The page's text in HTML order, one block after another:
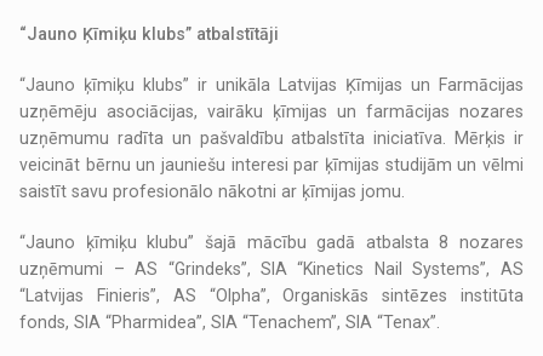
“Jauno Ķīmiķu klubs” atbalstītāji
“Jauno ķīmiķu klubs” ir unikāla Latvijas Ķīmijas un Farmācijas
uzņēmēju asociācijas, vairāku ķīmijas un farmācijas nozares
uzņēmumu radīta un pašvaldību atbalstīta iniciatīva. Mērķis ir
veicināt bērnu un jauniešu interesi par ķīmijas studijām un vēlmi
saistīt savu profesionālo nākotni ar ķīmijas jomu.
“Jauno ķīmiķu klubu” šajā mācību gadā atbalsta 8 nozares
uzņēmumi – AS “Grindeks”, SIA “Kinetics Nail Systems”, AS
“Latvijas Finieris”, AS “Olpha”, Organiskās sintēzes institūta
fonds, SIA “Pharmidea”, SIA “Tenachem”, SIA “Tenax”.